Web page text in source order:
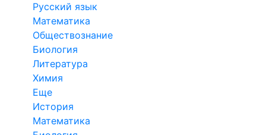
Русский язык
Математика
Обществознание
Биология
Литература
Химия
Еще
История
Математика